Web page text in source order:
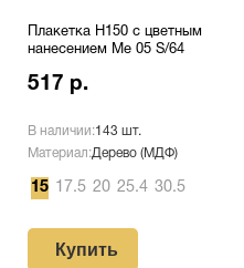
Плакетка H150 с цветным
нанесением Me 05 S/64
517 р.
В наличии:143 шт.
Материал:Дерево (МДФ)
15 17.5 20 25.4 30.5
Купить